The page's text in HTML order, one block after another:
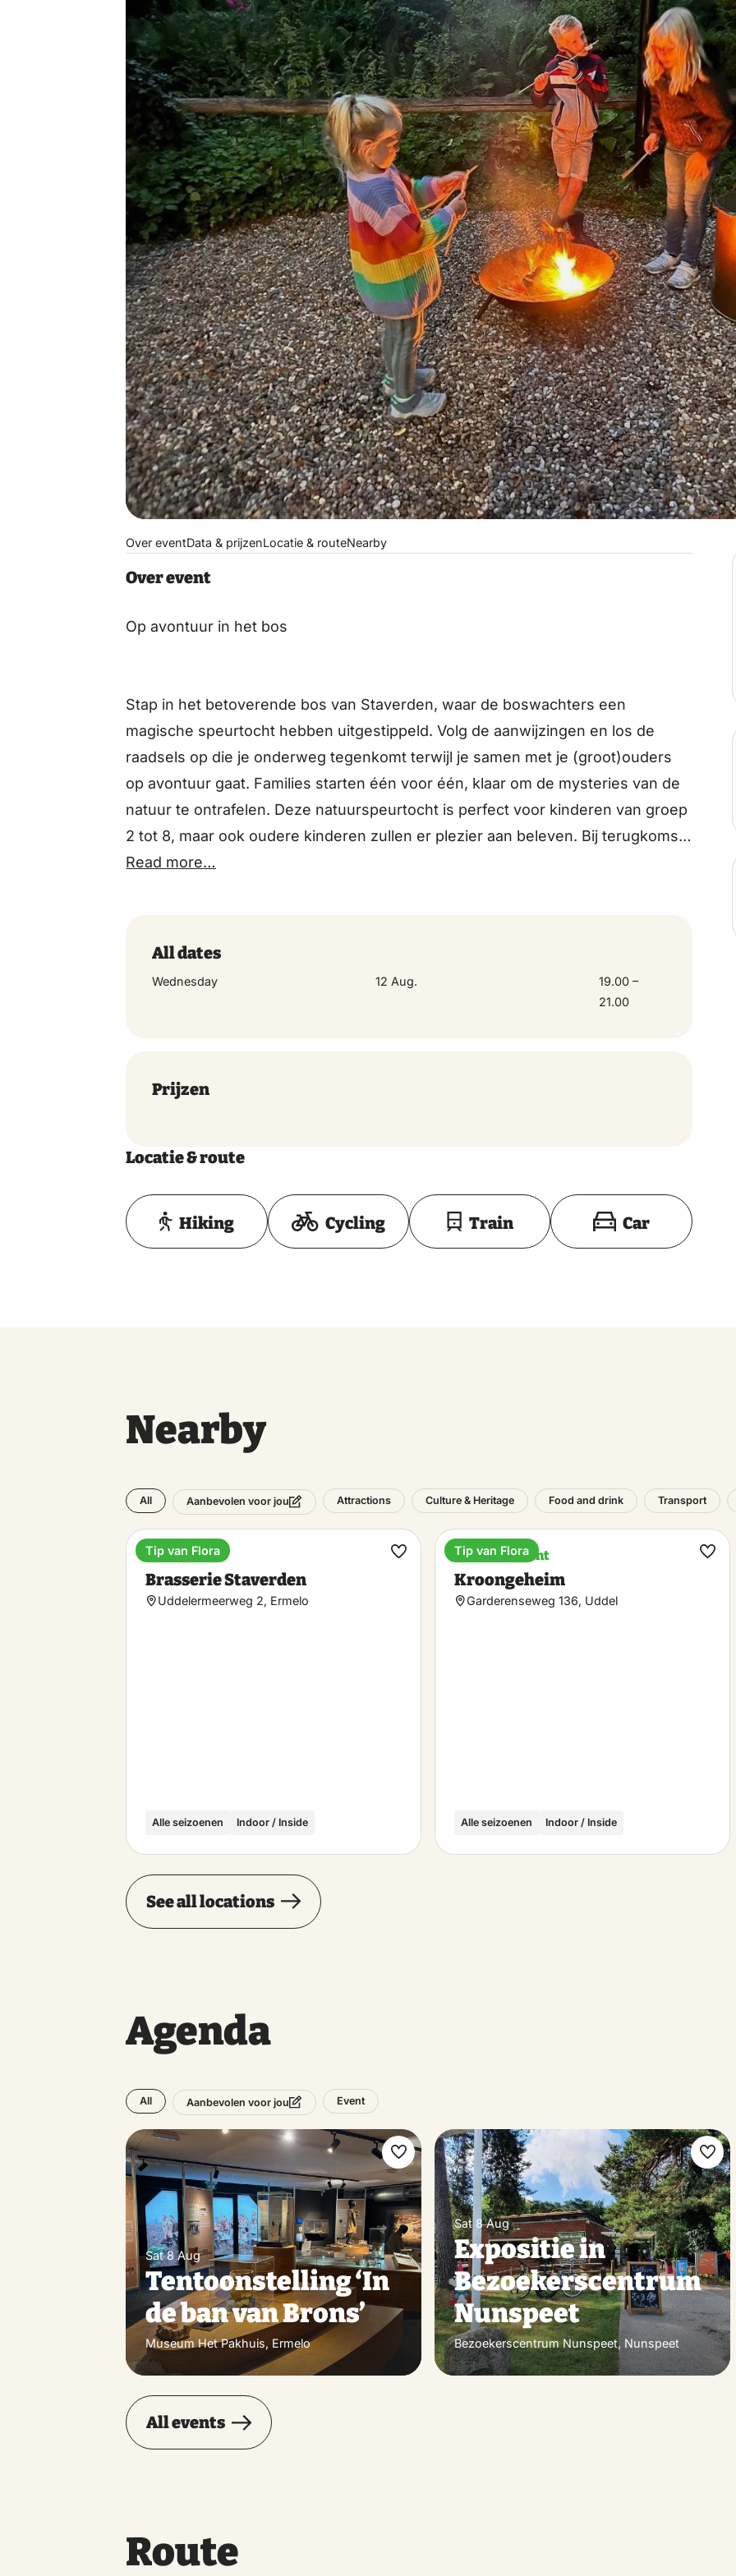
Over eventData & prijzenLocatie & routeNearby
Over event
Op avontuur in het bos
Stap in het betoverende bos van Staverden, waar de boswachters een
magische speurtocht hebben uitgestippeld. Volg de aanwijzingen en los de
raadsels op die je onderweg tegenkomt terwijl je samen met je (groot)ouders
op avontuur gaat. Families starten één voor één, klaar om de mysteries van de
natuur te ontrafelen. Deze natuurspeurtocht is perfect voor kinderen van groep
2 tot 8, maar ook oudere kinderen zullen er plezier aan beleven. Bij terugkomst
zal de boswachter alle opdrachten nalopen en wie weet, misschien wacht er bij
Read more…
All dates
Wednesday 12 Aug.
19.00 –
21.00
Prijzen
Locatie & route
Toon op kaart
Hiking Cycling Train Car
Nearby
All Aanbevolen voor jou Attractions Culture & Heritage Food and drink Transport
Brasserie
Brasserie Staverden
Uddelermeerweg 2, Ermelo
Alle seizoenen Indoor / Inside
Tip van Flora
Make
Entertainment
Kroongeheim
Garderenseweg 136, Uddel
Alle seizoenen Indoor / Inside
Tip van Flora
See all locations
Agenda
All Aanbevolen voor jou Event
Sat 8 Aug
Tentoonstelling ‘In
de ban van Brons’
Museum Het Pakhuis, Ermelo
Make
favorite
Sat 8 Aug
Expositie in
Bezoekerscentrum
Nunspeet
Bezoekerscentrum Nunspeet, Nunspeet
All events
Route